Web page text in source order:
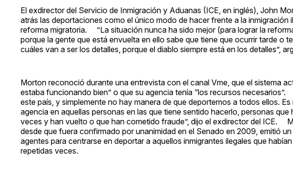
El exdirector del Servicio de Inmigración y Aduanas (ICE, en inglés), John
atrás las deportaciones como el único modo de hacer frente a la
reforma migratoria. ”La situación nunca ha sido mejor (para lograr la
porque la gente que está envuelta en ello sabe que tiene que ocurrir tarde
cuáles van a ser los detalles, porque el diablo siempre está en los detalles”,
Morton reconoció durante una entrevista con el canal Vme, que el sistema
estaba funcionando bien” o que su agencia tenía “los recursos
este país, y simplemente no hay manera de que deportemos a todos ellos.
agencia en aquellas personas en las que tiene sentido hacerlo, personas
veces y han vuelto o que han cometido fraude”, dijo el exdirector del ICE.
desde que fuera confirmado por unanimidad en el Senado en 2009, emitió
agentes para centrarse en deportar a aquellos inmigrantes ilegales que
repetidas veces.